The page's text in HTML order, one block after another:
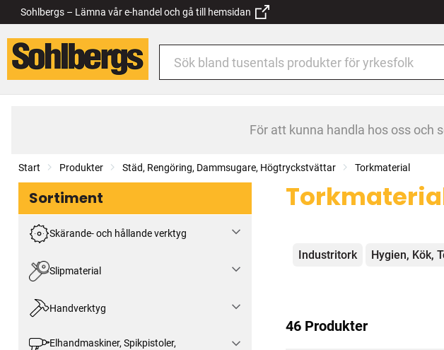
Sohlbergs – Lämna vår e-handel och gå till hemsidan
För att kunna handla hos oss och
Start Produkter Städ, Rengöring, Dammsugare, Högtryckstvättar Torkmaterial
Sortiment
Skärande- och hållande verktyg
Slipmaterial
Handverktyg
Elhandmaskiner, Spikpistoler,
Kategorier
Industritork Hygien, Kök,
46 Produkter